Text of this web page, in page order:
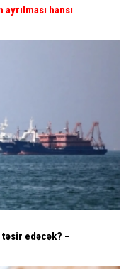
hansı
təsir edəcək? –